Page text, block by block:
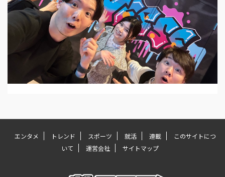
エンタメ トレンド スポーツ 就活 連載
このサイトにつ
いて
運営会社 サイトマップ